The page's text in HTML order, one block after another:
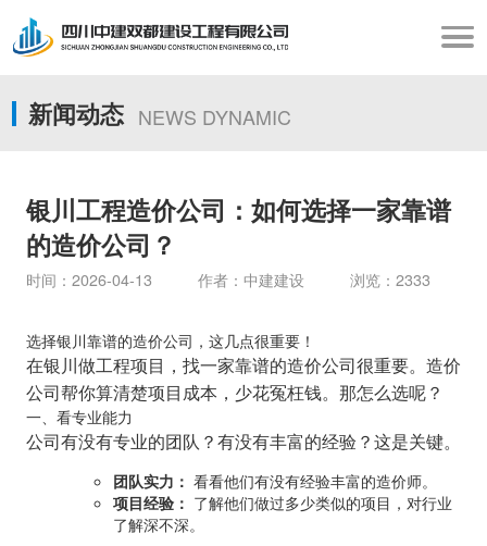
新闻动态 NEWS DYNAMIC
银川工程造价公司：如何选择一家靠谱
的造价公司？
时间：2026-04-13 作者：中建建设 浏览：2333
选择银川靠谱的造价公司，这几点很重要！
在银川做工程项目，找一家靠谱的造价公司很重要。造价
公司帮你算清楚项目成本，少花冤枉钱。那怎么选呢？
一、看专业能力
公司有没有专业的团队？有没有丰富的经验？这是关键。
团队实力： 看看他们有没有经验丰富的造价师。
项目经验： 了解他们做过多少类似的项目，对行业
了解深不深。